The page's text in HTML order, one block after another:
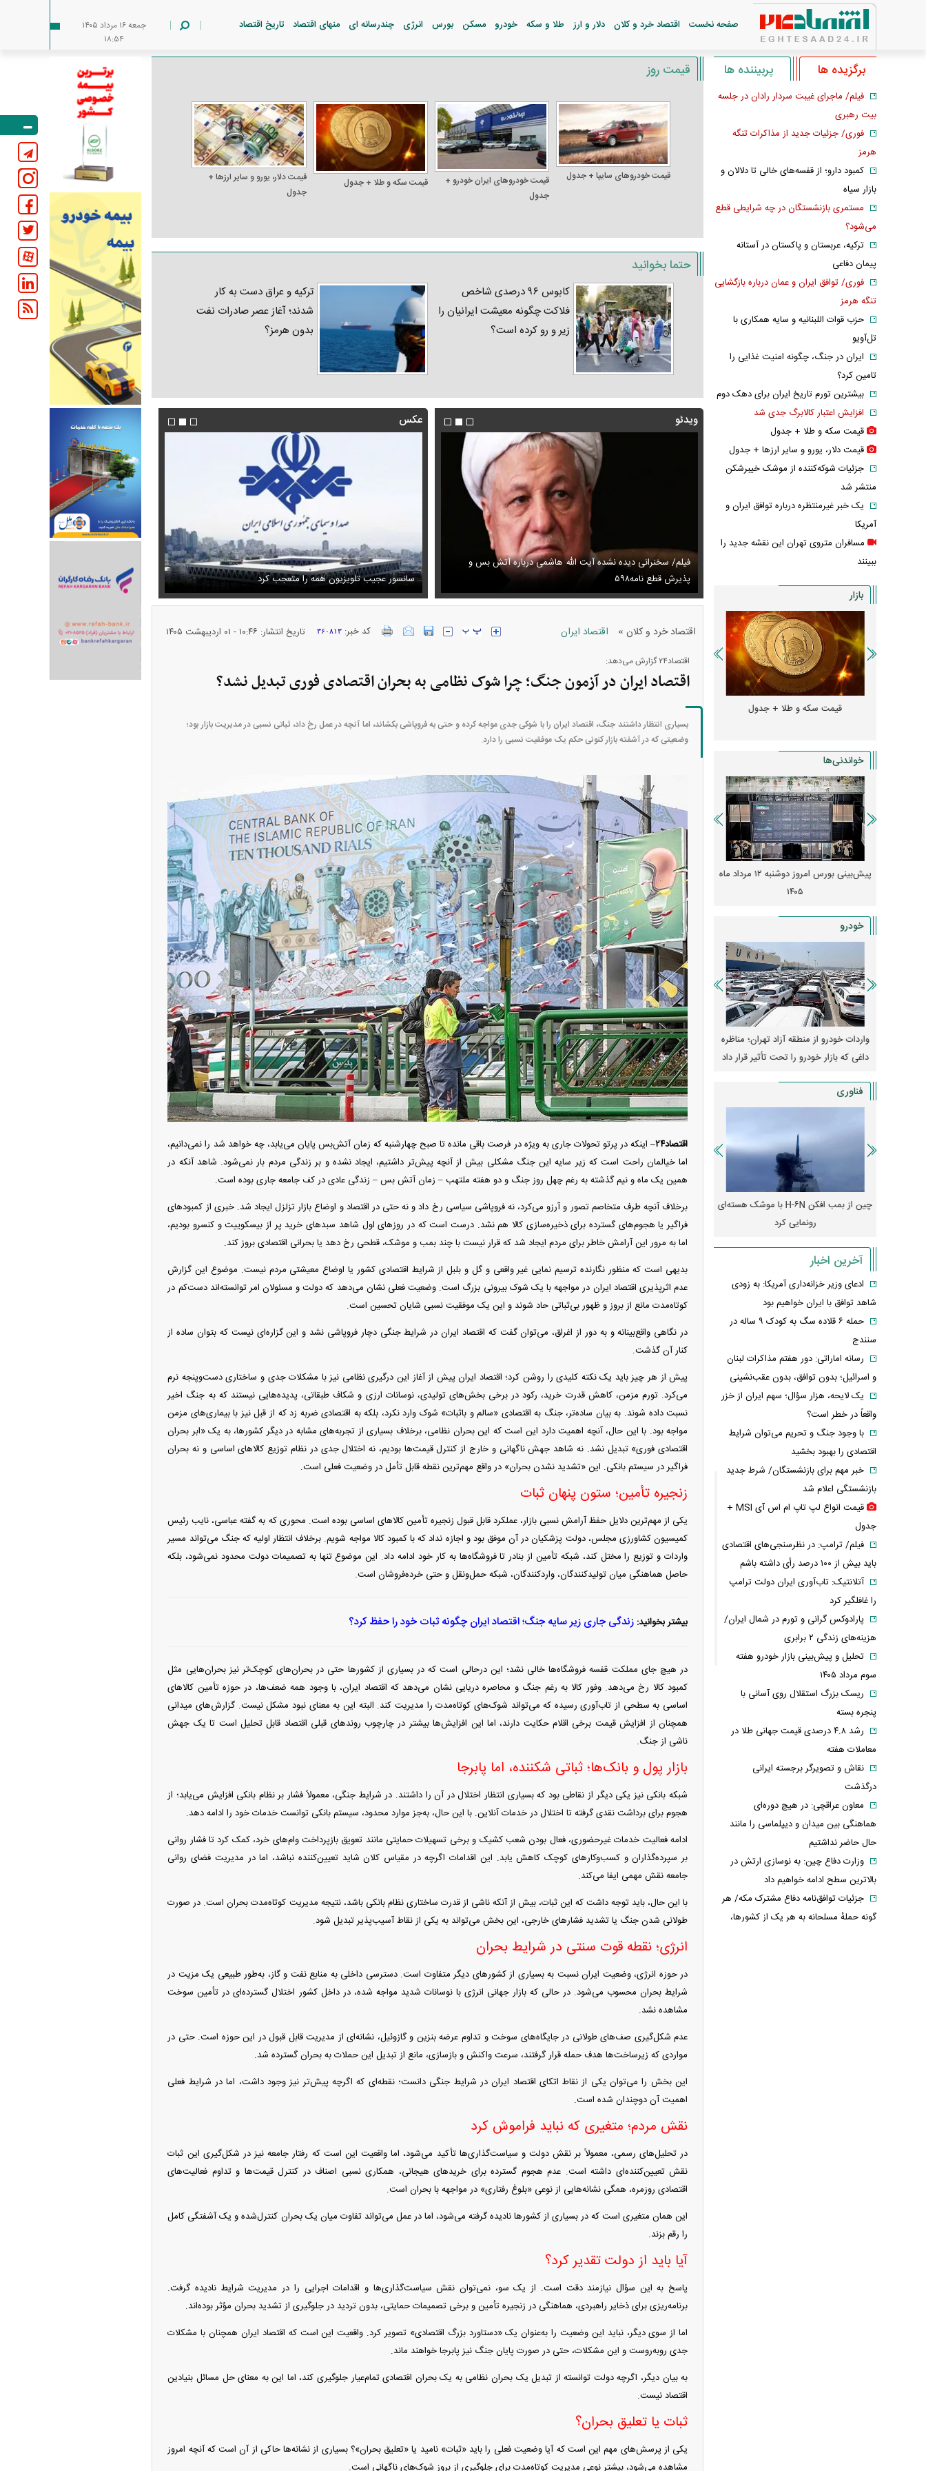
صفحه نخست اقتصاد خرد و کلان دلار و ارز طلا و سکه خودرو مسکن بورس انرژی چندرسانه ای منهای اقتصاد تاریخ اقتصاد
جمعه ۱۶ مرداد ۱۴۰۵
۱۸:۵۴
قیمت روز
قیمت خودرو‌های سایپا + جدول
قیمت خودرو‌های ایران خودرو +
جدول
قیمت سکه و طلا + جدول
قیمت دلار، یورو و سایر ارز‌ها +
جدول
حتما بخوانید
کابوس ۹۶ درصدی شاخص
فلاکت چگونه معیشت ایرانیان را
زیر و رو کرده است؟
ترکیه و عراق دست به کار
شدند؛ آغاز عصر صادرات نفت
بدون هرمز؟
ویدئو
رهبر شهید درباره احتمال اسارت مجتبی و مصطفی
فیلم/ سخنرانی دیده نشده آیت الله هاشمی درباره آتش بس و
پذیرش قطع نامه۵۹۸
فیلم/ پزشکیان: اگر ارز ترجیحی را حذف نمی‌کردیم، قطعاً قحطی
پیش می‌آمد
فیلم/ توصیه رهبر شهید درباره احتمال اسارت
خامنه ای
عکس
عکس دیده‌نشده ظل‌السلطنه نوه ناصرالدین شاه در لباس دامادی سانسور عجیب تلویزیون همه را متعجب کرد استایل جدید صابر ابر در فضای مجازی
اقتصاد خرد و کلان » اقتصاد ایران کد خبر:۳۶۰۸۱۳ تاریخ انتشار: ۱۰:۴۶ - ۰۱ ارديبهشت ۱۴۰۵
اقتصاد۲۴ گزارش می‌دهد:
اقتصاد ایران در آزمون جنگ؛ چرا شوک نظامی به بحران اقتصادی فوری تبدیل نشد؟
بسیاری انتظار داشتند جنگ، اقتصاد ایران را با شوکی جدی مواجه کرده و حتی به فروپاشی بکشاند، اما آنچه در عمل رخ داد، ثباتی نسبی در مدیریت بازار بود؛
وضعیتی که در آشفته بازار کنونی حکم یک موفقیت نسبی را دارد.
اقتصاد۲۴–
اینکه در پرتو تحولات جاری به ویژه در فرصت باقی مانده تا صبح چهارشنبه که زمان آتش‌بس پایان می‌یابد، چه خواهد شد را نمی‌دانیم،
اما خیالمان راحت است که زیر سایه این جنگ مشکلی بیش از آنچه پیش‌تر داشتیم، ایجاد نشده و بر زندگی مردم بار نمی‌شود. شاهد آنکه در
همین یک ماه و نیم گذشته به رغم چهل روز جنگ و دو هفته ملتهب – زمان آتش بس – زندگی عادی در کف جامعه جاری بوده است.
برخلاف آنچه طرف متخاصم تصور و آرزو می‌کرد، نه فروپاشی سیاسی رخ داد و نه حتی در اقتصاد و اوضاع بازار تزلزل ایجاد شد. خبری از کمبود‌های
فراگیر یا هجوم‌های گسترده برای ذخیره‌سازی کالا هم نشد. درست است که در روز‌های اول شاهد سبد‌های خرید پر از بیسکوییت و کنسرو بودیم،
اما به مرور این آرامش خاطر برای مردم ایجاد شد که قرار نیست با چند بمب و موشک، قطحی رخ دهد یا بحرانی اقتصادی بروز کند.
بدیهی است که منظور نگارنده ترسیم نمایی غیر واقعی و گل و بلبل از شرایط اقتصادی کشور یا اوضاع معیشتی مردم نیست. موضوع این گزارش
عدم اثرپذیری اقتصاد ایران در مواجهه با یک شوک بیرونی بزرگ است. وضعیت فعلی نشان می‌دهد که دولت و مسئولان امر توانسته‌اند دست‌کم در
کوتاه‌مدت مانع از بروز و ظهور بی‌ثباتی حاد شوند و این یک موفقیت نسبی شایان تحسین است.
در نگاهی واقع‌بینانه و به دور از اغراق، می‌توان گفت که اقتصاد ایران در شرایط جنگی دچار فروپاشی نشد و این گزاره‌ای نیست که بتوان ساده از
کنار آن گذشت.
پیش از هر چیز باید یک نکته کلیدی را روشن کرد؛ اقتصاد ایران پیش از آغاز این درگیری نظامی نیز با مشکلات جدی و ساختاری دست‌وپنجه نرم
می‌کرد. تورم مزمن، کاهش قدرت خرید، رکود در برخی بخش‌های تولیدی، نوسانات ارزی و شکاف طبقاتی، پدیده‌هایی نیستند که به جنگ اخیر
نسبت داده شوند. به بیان ساده‌تر، جنگ به اقتصادی «سالم و باثبات» شوک وارد نکرد، بلکه به اقتصادی ضربه زد که از قبل نیز با بیماری‌های مزمن
مواجه بود. با این حال، آنچه اهمیت دارد این است که این بحران نظامی، برخلاف بسیاری از تجربه‌های مشابه در دیگر کشورها، به یک «ابر بحران
اقتصادی فوری» تبدیل نشد. نه شاهد جهش ناگهانی و خارج از کنترل قیمت‌ها بودیم، نه اختلال جدی در نظام توزیع کالا‌های اساسی و نه بحران
فراگیر در سیستم بانکی. این «تشدید نشدن بحران» در واقع مهم‌ترین نقطه قابل تأمل در وضعیت فعلی است.
زنجیره تأمین؛ ستون پنهان ثبات
یکی از مهم‌ترین دلایل حفظ آرامش نسبی بازار، عملکرد قابل قبول زنجیره تأمین کالا‌های اساسی بوده است. محوری که به گفته عباسی، نایب رئیس
کمیسیون کشاورزی مجلس، دولت پزشکیان در آن موفق بود و اجازه نداد که با کمبود کالا مواجه شویم. برخلاف انتظار اولیه که جنگ می‌تواند مسیر
واردات و توزیع را مختل کند، شبکه تأمین از بنادر تا فروشگاه‌ها به کار خود ادامه داد. این موضوع تنها به تصمیمات دولت محدود نمی‌شود، بلکه
حاصل هماهنگی میان تولیدکنندگان، واردکنندگان، شبکه حمل‌ونقل و حتی خرده‌فروشان است.
بیشتر بخوانید: زندگی جاری زیر سایه جنگ؛ اقتصاد ایران چگونه ثبات خود را حفظ کرد؟
در هیچ جای مملکت قفسه فروشگاه‌ها خالی نشد؛ این درحالی است که در بسیاری از کشور‌ها حتی در بحران‌های کوچک‌تر نیز بحران‌هایی مثل
کمبود کالا رخ می‌دهد. وفور کالا به رغم جنگ و محاصره دریایی نشان می‌دهد که اقتصاد ایران، با وجود همه ضعف‌ها، در حوزه تأمین کالا‌های
اساسی به سطحی از تاب‌آوری رسیده که می‌تواند شوک‌های کوتاه‌مدت را مدیریت کند. البته این به معنای نبود مشکل نیست. گزارش‌های میدانی
همچنان از افزایش قیمت برخی اقلام حکایت دارند، اما این افزایش‌ها بیشتر در چارچوب روند‌های قبلی اقتصاد قابل تحلیل است تا یک جهش
ناشی از جنگ.
بازار پول و بانک‌ها؛ ثباتی شکننده، اما پابرجا
شبکه بانکی نیز یکی دیگر از نقاطی بود که بسیاری انتظار اختلال در آن را داشتند. در شرایط جنگی، معمولاً فشار بر نظام بانکی افزایش می‌یابد؛ از
هجوم برای برداشت نقدی گرفته تا اختلال در خدمات آنلاین. با این حال، به‌جز موارد محدود، سیستم بانکی توانست خدمات خود را ادامه دهد.
ادامه فعالیت خدمات غیرحضوری، فعال بودن شعب کشیک و برخی تسهیلات حمایتی مانند تعویق بازپرداخت وام‌های خرد، کمک کرد تا فشار روانی
بر سپرده‌گذاران و کسب‌وکار‌های کوچک کاهش یابد. این اقدامات اگرچه در مقیاس کلان شاید تعیین‌کننده نباشد، اما در مدیریت فضای روانی
جامعه نقش مهمی ایفا می‌کند.
با این حال، باید توجه داشت که این ثبات، بیش از آنکه ناشی از قدرت ساختاری نظام بانکی باشد، نتیجه مدیریت کوتاه‌مدت بحران است. در صورت
طولانی شدن جنگ یا تشدید فشار‌های خارجی، این بخش می‌تواند به یکی از نقاط آسیب‌پذیر تبدیل شود.
انرژی؛ نقطه قوت سنتی در شرایط بحران
در حوزه انرژی، وضعیت ایران نسبت به بسیاری از کشور‌های دیگر متفاوت است. دسترسی داخلی به منابع نفت و گاز، به‌طور طبیعی یک مزیت در
شرایط بحران محسوب می‌شود. در حالی که بازار جهانی انرژی با نوسانات شدید مواجه شده، در داخل کشور اختلال گسترده‌ای در تأمین سوخت
مشاهده نشد.
عدم شکل‌گیری صف‌های طولانی در جایگاه‌های سوخت و تداوم عرضه بنزین و گازوئیل، نشانه‌ای از مدیریت قابل قبول در این حوزه است. حتی در
مواردی که زیرساخت‌ها هدف حمله قرار گرفتند، سرعت واکنش و بازسازی، مانع از تبدیل این حملات به بحران گسترده شد.
این بخش را می‌توان یکی از نقاط اتکای اقتصاد ایران در شرایط جنگی دانست؛ نقطه‌ای که اگرچه پیش‌تر نیز وجود داشت، اما در شرایط فعلی
اهمیت آن دوچندان شده است.
نقش مردم؛ متغیری که نباید فراموش کرد
در تحلیل‌های رسمی، معمولاً بر نقش دولت و سیاست‌گذاری‌ها تأکید می‌شود، اما واقعیت این است که رفتار جامعه نیز در شکل‌گیری این ثبات
نقش تعیین‌کننده‌ای داشته است. عدم هجوم گسترده برای خرید‌های هیجانی، همکاری نسبی اصناف در کنترل قیمت‌ها و تداوم فعالیت‌های
اقتصادی روزمره، همگی نشانه‌هایی از نوعی «بلوغ رفتاری» در مواجهه با بحران است.
این همان متغیری است که در بسیاری از کشور‌ها نادیده گرفته می‌شود، اما در عمل می‌تواند تفاوت میان یک بحران کنترل‌شده و یک آشفتگی کامل
را رقم بزند.
آیا باید از دولت تقدیر کرد؟
پاسخ به این سؤال نیازمند دقت است. از یک سو، نمی‌توان نقش سیاست‌گذاری‌ها و اقدامات اجرایی را در مدیریت شرایط نادیده گرفت.
برنامه‌ریزی برای ذخایر راهبردی، هماهنگی در زنجیره تأمین و برخی تصمیمات حمایتی، بدون تردید در جلوگیری از تشدید بحران مؤثر بوده‌اند.
اما از سوی دیگر، نباید این وضعیت را به‌عنوان یک «دستاورد بزرگ اقتصادی» تصویر کرد. واقعیت این است که اقتصاد ایران همچنان با مشکلات
جدی روبه‌روست و این مشکلات، حتی در صورت پایان جنگ نیز پابرجا خواهند ماند.
به بیان دیگر، اگرچه دولت توانسته از تبدیل یک بحران نظامی به یک بحران اقتصادی تمام‌عیار جلوگیری کند، اما این به معنای حل مسائل بنیادین
اقتصاد نیست.
ثبات یا تعلیق بحران؟
یکی از پرسش‌های مهم این است که آیا وضعیت فعلی را باید «ثبات» نامید یا «تعلیق بحران»؟ بسیاری از نشانه‌ها حاکی از آن است که آنچه امروز
مشاهده می‌شود، بیشتر نوعی مدیریت کوتاه‌مدت برای جلوگیری از بروز شوک‌های ناگهانی است.
برگزیده ها پربیننده ها
فیلم/ ماجرای غیبت سردار رادان در جلسه
بیت رهبری
فوری/ جزئیات جدید از مذاکرات تنگه
هرمز
کمبود دارو؛ از قفسه‌های خالی تا دلالان و
بازار سیاه
مستمری بازنشستگان در چه شرایطی قطع
می‌شود؟
ترکیه، عربستان و پاکستان در آستانه
پیمان دفاعی
فوری/ توافق ایران و عمان درباره بازگشایی
تنگه هرمز
حزب قوات اللبنانیه و سایه همکاری با
تل‌آویو
ایران در جنگ، چگونه امنیت غذایی را
تامین کرد؟
بیشترین تورم تاریخ ایران برای دهک دوم
افزایش اعتبار کالابرگ جدی شد
قیمت سکه و طلا + جدول
قیمت دلار، یورو و سایر ارز‌ها + جدول
جزئیات شوکه‌کننده از موشک خیبرشکن
منتشر شد
یک خبر غیرمنتظره درباره توافق ایران و
آمریکا
مسافران متروی تهران این نقشه جدید را
ببینند
بازار
قیمت سکه و طلا + جدول قیمت دلار، یورو و سایر ارز‌ها + جدول
خواندنی‌ها
پیش‌بینی بورس امروز دوشنبه ۱۲ مرداد ماه
۱۴۰۵
زنگ خطر انباشت نیاز در بازار مسکن؛ فنر
قیمت‌ها فشرده شده
کارنامه مردود محسن پاک‌ نژاد؛ از افت شدید
درآمد ارزی تا بازی با عزل و نصب‌ها
پیش‌بینی بورس امروز دوشنبه ۱۲ مرداد ماه
۱۴۰۵
خودرو
واردات خودرو از منطقه آزاد تهران؛ مناظره
داغی که بازار خودرو را تحت تأثیر قرار داد
قیمت خودرو وارد فاز جدید شد/ اولین
واکنش بازار به تحولات سیاسی + جدول
هجوم خودروسازان چینی به اروپا؛ آیا
کارخانه‌های بحران‌زده نجات پیدا می‌کنند؟
واردات خودرو از منطقه آزاد تهران؛ مناظره
داغی که بازار خودرو را تحت تأثیر قرار داد
فناوری
چین از بمب افکن H-۶N با موشک هسته‌ای
رونمایی کرد
پهپاد رهگیر یا موشک پدافند؛ قدرت تهدید
کدامیک بیشتر است؟
رونمایی از پوکو M ۸ پاور با باتری ۸۰۰۰
میلی‌آمپرساعتی
چین از بمب افکن H-۶N با موشک هسته‌ای
رونمایی کرد
آخرین اخبار
ادعای وزیر خزانه‌داری آمریکا: به زودی
شاهد توافق با ایران خواهیم بود
حمله ۶ قلاده سگ به کودک ۹ ساله در
سنندج
رسانه اماراتی: دور هفتم مذاکرات لبنان
و اسرائیل؛ بدون توافق، بدون عقب‌نشینی
یک لایحه، هزار سؤال؛ سهم ایران از خزر
واقعاً در خطر است؟
با وجود جنگ و تحریم می‌توان شرایط
اقتصادی را بهبود بخشید
خبر مهم برای بازنشستگان/ شرط جدید
بازنشستگی اعلام شد
قیمت انواع لپ تاپ ام اس آی MSI +
جدول
فیلم/ ترامپ: در نظرسنجی‌های اقتصادی
باید بیش از ۱۰۰ درصد رأی داشته باشم
آتلانتیک: تاب‌آوری ایران دولت ترامپ
را غافلگیر کرد
پارادوکس گرانی و تورم در شمال ایران/
هزینه‌های زندگی ۲ برابری
تحلیل و پیش‌بینی بازار خودرو هفته
سوم مرداد ۱۴۰۵
ریسک بزرگ استقلال روی آسانی با
پنجره بسته
رشد ۴.۸ درصدی قیمت جهانی طلا در
معاملات هفته
نقاش و تصویرگر برجسته ایرانی
درگذشت
معاون عراقچی: در هیچ دوره‌ای
هماهنگی بین میدان و دیپلماسی را مانند
حال حاضر نداشتیم
وزارت دفاع چین: به نوسازی ارتش در
بالاترین سطح ادامه خواهیم داد
جزئیات توافق‌نامه دفاع مشترک مکه/ هر
گونه حملهٔ مسلحانه به هر یک از کشورها،